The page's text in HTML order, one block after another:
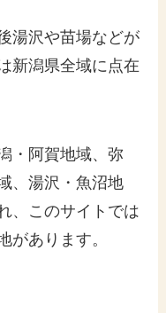
湯沢や苗場などが
新潟県全域に点在
・阿賀地域、弥
、湯沢・魚沼地
、このサイトでは
があります。